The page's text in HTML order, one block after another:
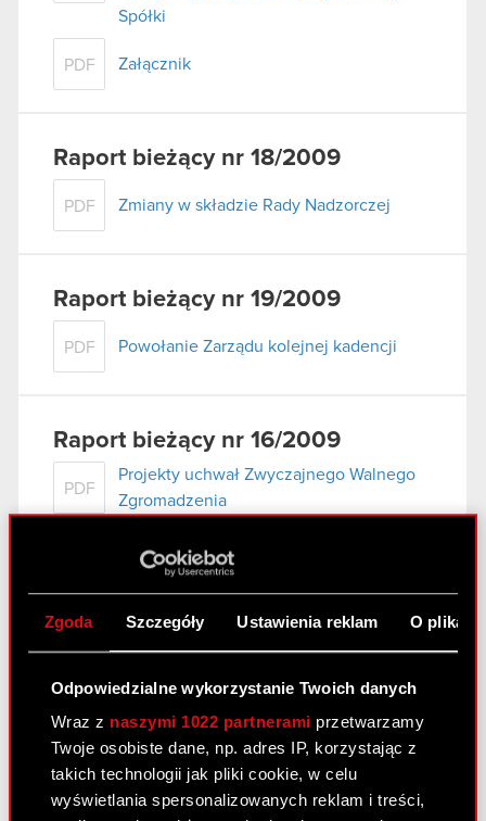
Zgoda Szczegóły Ustawienia reklam O
Odpowiedzialne wykorzystanie Twoich danych
Wraz z naszymi 1022 partnerami przetwarzamy
Twoje osobiste dane, np. adres IP, korzystając z
takich technologii jak pliki cookie, w celu
wyświetlania spersonalizowanych reklam i treści,
Spółki
PDF Załącznik
Raport bieżący nr 18/2009
PDF Zmiany w składzie Rady Nadzorczej
Raport bieżący nr 19/2009
PDF Powołanie Zarządu kolejnej kadencji
Raport bieżący nr 16/2009
PDF
Projekty uchwał Zwyczajnego Walnego
Zgromadzenia
Załącznik
PDF
Walnego Zgromadzenia Spółki
PDF Załącznik